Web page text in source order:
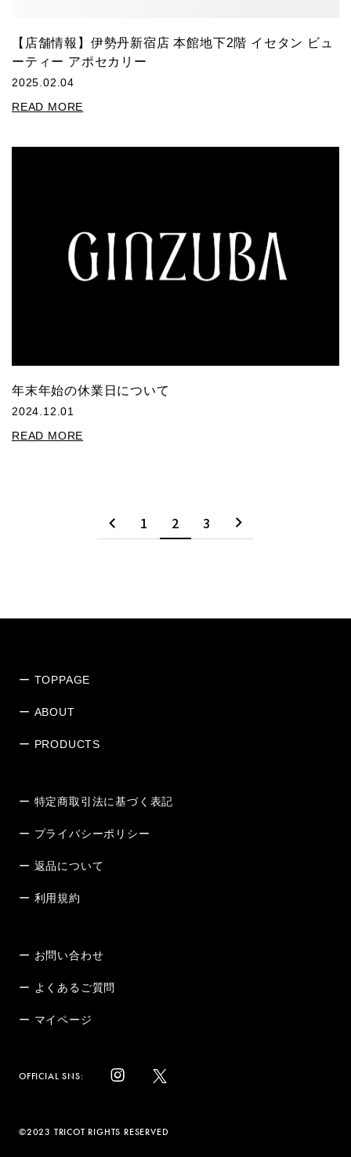
【店舗情報】伊勢丹新宿店 本館地下2階 イセタン ビュ
ーティー アポセカリー
2025.02.04
READ MORE
年末年始の休業日について
2024.12.01
READ MORE
1 2 3
ー TOPPAGE
ー ABOUT
ー PRODUCTS
ー 特定商取引法に基づく表記
ー プライバシーポリシー
ー 返品について
ー 利用規約
ー お問い合わせ
ー よくあるご質問
ー マイページ
OFFICIAL SNS:
©2023 TRICOT RIGHTS RESERVED